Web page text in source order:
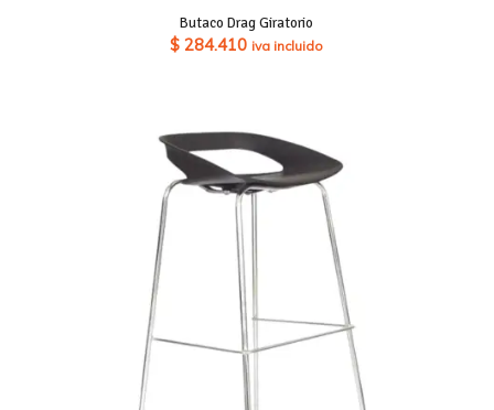
Butaco Drag Giratorio
$ 284.410 iva incluido